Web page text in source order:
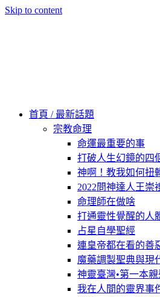
Skip to content
首頁 / 最新話題
宗教命理
命運最重要的事
打破人生幻鏡的四
神啊！教我如何扭
2022問神達人王崇
命理師在做啥
打通靈性覺醒的人
占星自學聖經
連皇帝都在看的善
魔藥調製聖典與現
神靈臺灣•第一本
我在人間的靈界事